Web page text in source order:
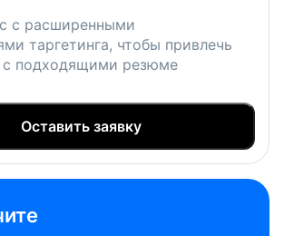
с расширенными
таргетинга, чтобы привлечь
с подходящими резюме
Оставить заявку